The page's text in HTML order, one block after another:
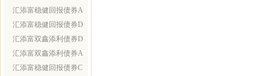
汇添富稳健回报债券A
汇添富稳健回报债券D
汇添富双鑫添利债券D
汇添富双鑫添利债券A
汇添富稳健回报债券C